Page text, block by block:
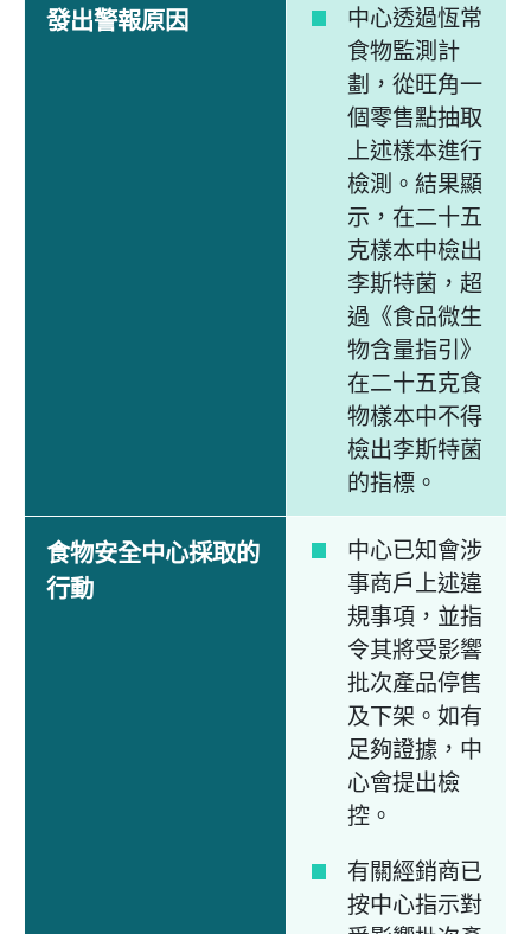
發出警報原因
中心透過恆常
食物監測計
劃，從旺角一
個零售點抽取
上述樣本進行
檢測。結果顯
示，在二十五
克樣本中檢出
李斯特菌，超
過《食品微生
物含量指引》
在二十五克食
物樣本中不得
檢出李斯特菌
的指標。
食物安全中心採取的
行動
中心已知會涉
事商戶上述違
規事項，並指
令其將受影響
批次產品停售
及下架。如有
足夠證據，中
心會提出檢
控。
有關經銷商已
按中心指示對